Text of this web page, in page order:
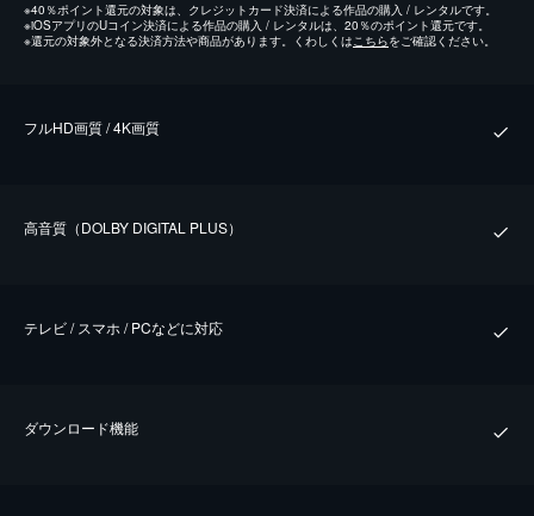
※40％ポイント還元の対象は、クレジットカード決済による作品の購入 / レンタルです。
※iOSアプリのUコイン決済による作品の購入 / レンタルは、20％のポイント還元です。
※還元の対象外となる決済方法や商品があります。くわしくはこちらをご確認ください。
フルHD画質 / 4K画質
⾼⾳質（DOLBY DIGITAL PLUS）
テレビ / スマホ / PCなどに対応
ダウンロード機能